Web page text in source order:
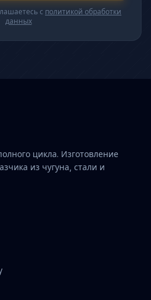
с политикой обработки
данных
цикла. Изготовление
из чугуна, стали и